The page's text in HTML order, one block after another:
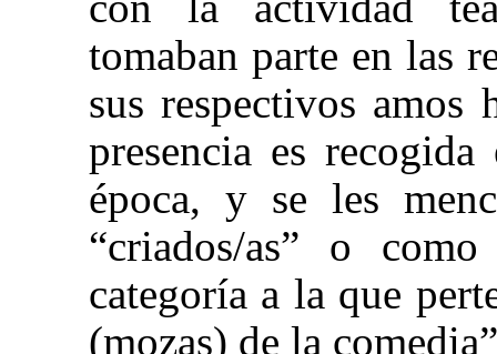
tomaban parte en las
sus respectivos amos
presencia es
época, y se les
“criados/as” o
categoría a la que
(mozas) de la